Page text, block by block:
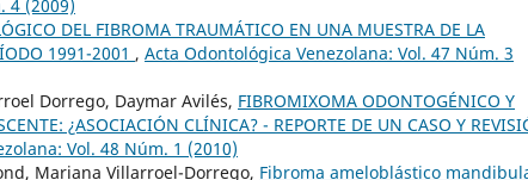
4 (2009)
DEL FIBROMA TRAUMÁTICO EN UNA MUESTRA DE LA
1991-2001 , Acta Odontológica Venezolana: Vol. 47 Núm. 3
Dorrego, Daymar Avilés, FIBROMIXOMA ODONTOGÉNICO Y
¿ASOCIACIÓN CLÍNICA? - REPORTE DE UN CASO Y
Vol. 48 Núm. 1 (2010)
Mariana Villarroel-Dorrego, Fibroma ameloblástico